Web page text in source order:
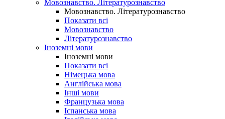
Мовознавство. Літературознавство
Мовознавство. Літературознавство
Показати всі
Мовознавство
Літературознавство
Іноземні мови
Іноземні мови
Показати всі
Німецька мова
Англійська мова
Інші мови
Французька мова
Іспанська мова